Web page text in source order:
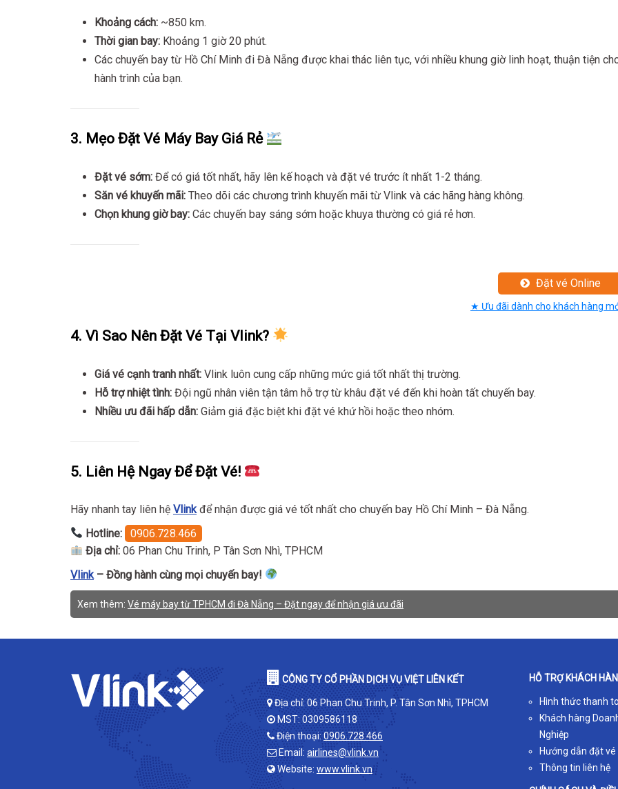
Khoảng cách: ~850 km.
Thời gian bay: Khoảng 1 giờ 20 phút.
Các chuyến bay từ Hồ Chí Minh đi Đà Nẵng được khai thác liên tục, với nhiều khung giờ linh hoạt, thuận tiện
hành trình của bạn.
3. Mẹo Đặt Vé Máy Bay Giá Rẻ
Đặt vé sớm: Để có giá tốt nhất, hãy lên kế hoạch và đặt vé trước ít nhất 1-2 tháng.
Săn vé khuyến mãi: Theo dõi các chương trình khuyến mãi từ Vlink và các hãng hàng không.
Chọn khung giờ bay: Các chuyến bay sáng sớm hoặc khuya thường có giá rẻ hơn.
Đặt vé Online
★ Ưu đãi dành cho khách hàng
4. Vì Sao Nên Đặt Vé Tại Vlink?
Giá vé cạnh tranh nhất: Vlink luôn cung cấp những mức giá tốt nhất thị trường.
Hỗ trợ nhiệt tình: Đội ngũ nhân viên tận tâm hỗ trợ từ khâu đặt vé đến khi hoàn tất chuyến bay.
Nhiều ưu đãi hấp dẫn: Giảm giá đặc biệt khi đặt vé khứ hồi hoặc theo nhóm.
5. Liên Hệ Ngay Để Đặt Vé!
Hãy nhanh tay liên hệ Vlink để nhận được giá vé tốt nhất cho chuyến bay Hồ Chí Minh – Đà Nẵng.
Hotline:
0906.728.466
Địa chỉ: 06 Phan Chu Trinh, P Tân Sơn Nhì, TPHCM
Vlink – Đồng hành cùng mọi chuyến bay!
Xem thêm: Vé máy bay từ TPHCM đi Đà Nẵng – Đặt ngay để nhận giá ưu đãi
CÔNG TY CỔ PHẦN DỊCH VỤ VIỆT LIÊN KẾT
Địa chỉ: 06 Phan Chu Trinh, P. Tân Sơn Nhì, TPHCM
MST: 0309586118
Điện thoại: 0906.728.466
Email: airlines@vlink.vn
Website: www.vlink.vn
HỖ TRỢ KHÁCH
Hình thức thanh
Khách hàng
Nghiệp
Hướng dẫn đặt vé
Thông tin liên hệ